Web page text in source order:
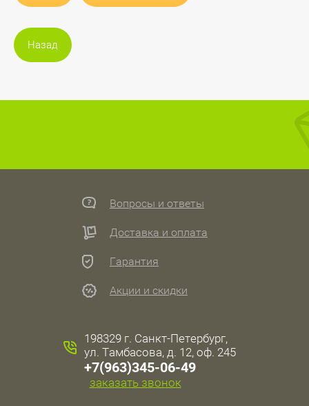
Назад
Вопросы и ответы
Доставка и оплата
Гарантия
Акции и скидки
198329 г. Санкт-Петербург,
ул. Тамбасова, д. 12, оф. 245
+7(963)345-06-49
заказать звонок